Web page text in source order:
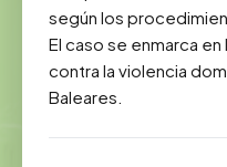
según los
El caso se enmarca
contra la violencia
Baleares.